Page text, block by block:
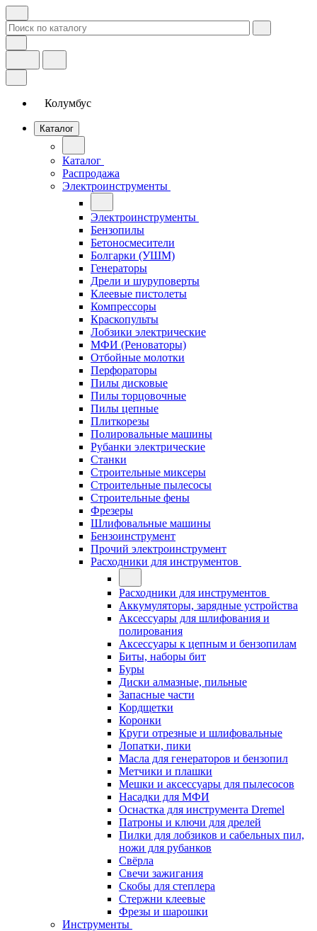
Колумбус
Каталог
Каталог
Распродажа
Электроинструменты
Электроинструменты
Бензопилы
Бетоносмесители
Болгарки (УШМ)
Генераторы
Дрели и шуруповерты
Клеевые пистолеты
Компрессоры
Краскопульты
Лобзики электрические
МФИ (Реноваторы)
Отбойные молотки
Перфораторы
Пилы дисковые
Пилы торцовочные
Пилы цепные
Плиткорезы
Полировальные машины
Рубанки электрические
Станки
Строительные миксеры
Строительные пылесосы
Строительные фены
Фрезеры
Шлифовальные машины
Бензоинструмент
Прочий электроинструмент
Расходники для инструментов
Расходники для инструментов
Аккумуляторы, зарядные устройства
Аксессуары для шлифования и
полирования
Аксессуары к цепным и бензопилам
Биты, наборы бит
Буры
Диски алмазные, пильные
Запасные части
Кордщетки
Коронки
Круги отрезные и шлифовальные
Лопатки, пики
Масла для генераторов и бензопил
Метчики и плашки
Мешки и аксессуары для пылесосов
Насадки для МФИ
Оснастка для инструмента Dremel
Патроны и ключи для дрелей
Пилки для лобзиков и сабельных пил,
ножи для рубанков
Свёрла
Свечи зажигания
Скобы для степлера
Стержни клеевые
Фрезы и шарошки
Инструменты